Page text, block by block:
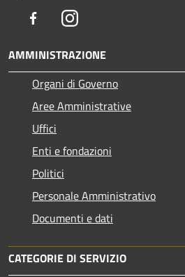
FacebookInstagram
AMMINISTRAZIONE
Organi di Governo
Aree Amministrative
Uffici
Enti e fondazioni
Politici
Personale Amministrativo
Documenti e dati
CATEGORIE DI SERVIZIO